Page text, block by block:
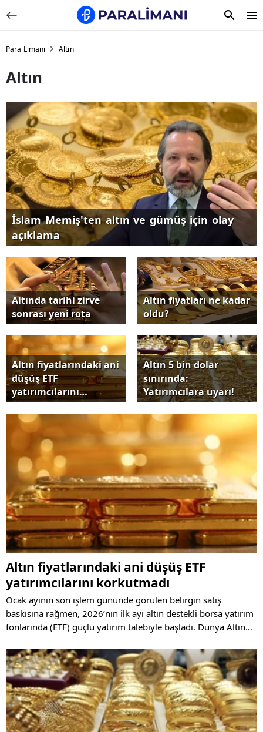
Para Limanı Altın
Altın
İslam Memiş'ten altın ve gümüş için olay
açıklama
Altında tarihi zirve
sonrası yeni rota
Altın fiyatları ne kadar
oldu?
Altın fiyatlarındaki ani
düşüş ETF
yatırımcılarını
korkutmadı
Altın 5 bin dolar
sınırında:
Yatırımcılara uyarı!
Altın fiyatlarındaki ani düşüş ETF
yatırımcılarını korkutmadı
Ocak ayının son işlem gününde görülen belirgin satış
baskısına rağmen, 2026’nın ilk ayı altın destekli borsa yatırım
fonlarında (ETF) güçlü yatırım talebiyle başladı. Dünya Altın
boyunca yüksek seyretti